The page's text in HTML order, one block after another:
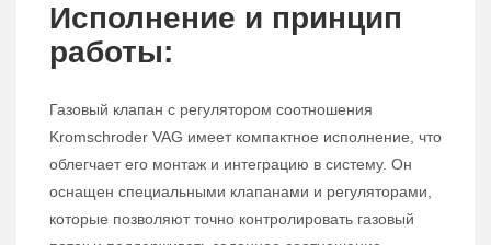
Исполнение и принцип
работы:
Газовый клапан с регулятором соотношения
Kromschroder VAG имеет компактное исполнение, что
облегчает его монтаж и интеграцию в систему. Он
оснащен специальными клапанами и регуляторами,
которые позволяют точно контролировать газовый